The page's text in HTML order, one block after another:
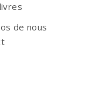
de nous